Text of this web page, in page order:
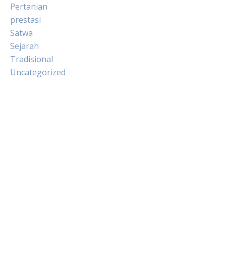
Pertanian
prestasi
Satwa
Sejarah
Tradisional
Uncategorized